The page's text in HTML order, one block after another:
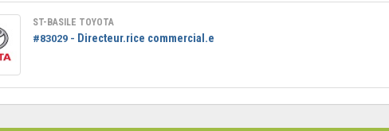
ST-BASILE TOYOTA
#83029 - Directeur.rice commercial.e